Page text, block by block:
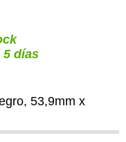
5 días
53,9mm x